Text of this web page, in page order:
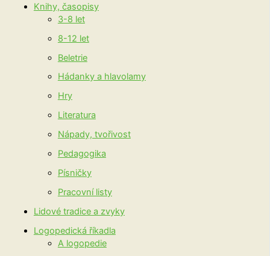
Knihy, časopisy
3-8 let
8-12 let
Beletrie
Hádanky a hlavolamy
Hry
Literatura
Nápady, tvořivost
Pedagogika
Písničky
Pracovní listy
Lidové tradice a zvyky
Logopedická říkadla
A logopedie